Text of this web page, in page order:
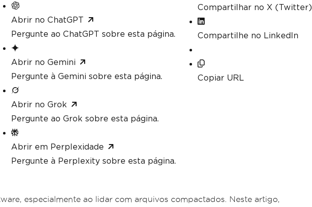
Abrir no ChatGPT
Pergunte ao ChatGPT sobre esta página.
Abrir no Gemini
Pergunte à Gemini sobre esta página.
Abrir no Grok
Pergunte ao Grok sobre esta página.
Abrir em Perplexidade
Pergunte à Perplexity sobre esta página.
Compartilhar no X (Twitter)
Compartilhe no LinkedIn
Copiar URL
especialmente ao lidar com arquivos compactados. Neste artigo,